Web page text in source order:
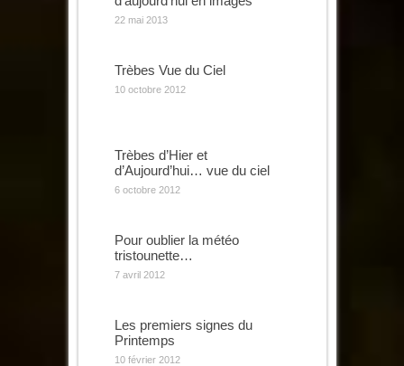
22 mai 2013
Trèbes Vue du Ciel
10 octobre 2012
Trèbes d’Hier et
d’Aujourd’hui… vue du ciel
6 octobre 2012
Pour oublier la météo
tristounette…
7 avril 2012
Les premiers signes du
Printemps
10 février 2012